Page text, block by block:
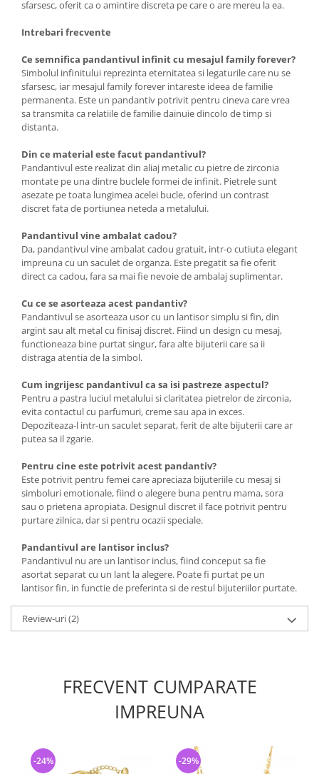
sfarsesc, oferit ca o amintire discreta pe care o are mereu la ea.
Intrebari frecvente
Ce semnifica pandantivul infinit cu mesajul family forever?
Simbolul infinitului reprezinta eternitatea si legaturile care nu se
sfarsesc, iar mesajul family forever intareste ideea de familie
permanenta. Este un pandantiv potrivit pentru cineva care vrea
sa transmita ca relatiile de familie dainuie dincolo de timp si
distanta.
Din ce material este facut pandantivul?
Pandantivul este realizat din aliaj metalic cu pietre de zirconia
montate pe una dintre buclele formei de infinit. Pietrele sunt
asezate pe toata lungimea acelei bucle, oferind un contrast
discret fata de portiunea neteda a metalului.
Pandantivul vine ambalat cadou?
Da, pandantivul vine ambalat cadou gratuit, intr-o cutiuta elegant
impreuna cu un saculet de organza. Este pregatit sa fie oferit
direct ca cadou, fara sa mai fie nevoie de ambalaj suplimentar.
Cu ce se asorteaza acest pandantiv?
Pandantivul se asorteaza usor cu un lantisor simplu si fin, din
argint sau alt metal cu finisaj discret. Fiind un design cu mesaj,
functioneaza bine purtat singur, fara alte bijuterii care sa ii
distraga atentia de la simbol.
Cum ingrijesc pandantivul ca sa isi pastreze aspectul?
Pentru a pastra luciul metalului si claritatea pietrelor de zirconia,
evita contactul cu parfumuri, creme sau apa in exces.
Depoziteaza-l intr-un saculet separat, ferit de alte bijuterii care ar
putea sa il zgarie.
Pentru cine este potrivit acest pandantiv?
Este potrivit pentru femei care apreciaza bijuteriile cu mesaj si
simboluri emotionale, fiind o alegere buna pentru mama, sora
sau o prietena apropiata. Designul discret il face potrivit pentru
purtare zilnica, dar si pentru ocazii speciale.
Pandantivul are lantisor inclus?
Pandantivul nu are un lantisor inclus, fiind conceput sa fie
asortat separat cu un lant la alegere. Poate fi purtat pe un
lantisor fin, in functie de preferinta si de restul bijuteriilor purtate.
Review-uri(2)
FRECVENT CUMPARATE
IMPREUNA
-24% -29%